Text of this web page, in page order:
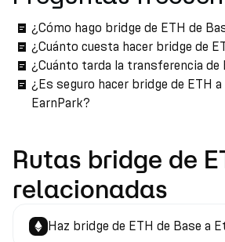
¿Cómo hago bridge de ETH de
¿Cuánto cuesta hacer bridge de
¿Cuánto tarda la transferencia de
¿Es seguro hacer bridge de ETH a
EarnPark?
Rutas bridge de
relacionadas
Haz bridge de ETH de Base a